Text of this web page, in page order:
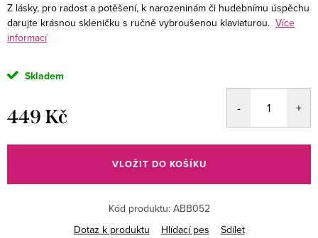
Z lásky, pro radost a potěšení, k narozeninám či hudebnímu úspěchu
darujte krásnou skleničku s ručně vybroušenou klaviaturou. Více
informací
Skladem
449 Kč
cena:
VLOŽIT DO KOŠÍKU
Kód produktu: ABB052
Dotaz k produktu
Hlídací pes Sdílet